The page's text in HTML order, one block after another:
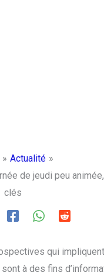
Actualité
de jeudi peu
clés
qui
à des fins